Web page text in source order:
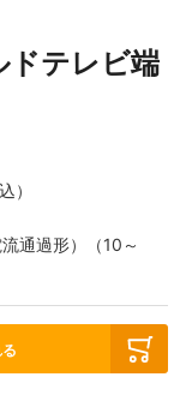
テレビ端
）
通過形）（10～